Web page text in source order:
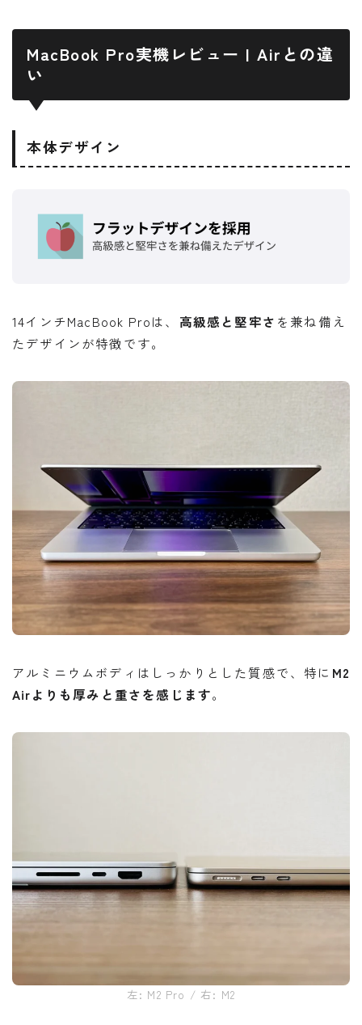
MacBook Pro実機レビュー | Airとの違
い
本体デザイン
14インチMacBook Proは、 高級感と堅牢さ を兼ね備え
たデザインが特徴です。
アルミニウムボディはしっかりとした質感で、特に M2
Airよりも厚みと重さを感じます。
左: M2 Pro / 右: M2